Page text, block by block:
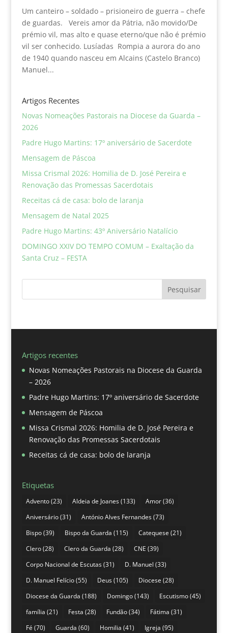
Um canteiro – soldado – prisioneiro de guerra – chefe
de guardas. Vereis amor da Pátria, não movido/De
prémio vil, mas alto e quase eterno/que não é prémio
vil ser conhecido. Lusíadas Rompia a aurora do ano
de 1940 quando nasceu em Alcains (Castelo Branco)
Manuel...
Artigos Recentes
Novas Nomeações Pastorais na Diocese da Guarda –
2026
Padre Hugo Martins: 17º aniversário de Sacerdote
Mensagem de Páscoa
Missa Crismal 2026: Homilia de D. José Pereira e
Renovação das Promessas Sacerdotais
Receitas cá de casa: bolo de laranja
Mensagem de Natal 2025
Padre Hugo Martins: 43º Aniversário Natalício
DOMINGO XXIV DO TEMPO COMUM – Exaltação da
Santa Cruz – FESTA
Pesquisar
Artigos recentes
Novas Nomeações Pastorais na Diocese da Guarda
– 2026
Padre Hugo Martins: 17º aniversário de Sacerdote
Mensagem de Páscoa
Missa Crismal 2026: Homilia de D. José Pereira e
Renovação das Promessas Sacerdotais
Receitas cá de casa: bolo de laranja
Etiquetas
Advento(23) Aldeia de Joanes(133) Amor(36)
Aniversário(31) António Alves Fernandes(73)
Bispo(39) Bispo da Guarda (115) Catequese (21)
Clero(28) Clero da Guarda (28) CNE (39)
Corpo Nacional de Escutas(31) D. Manuel (33)
D. Manuel Felício(55) Deus(105) Diocese (28)
Diocese da Guarda (188) Domingo(143) Escutismo(45)
família (21) Festa (28) Fundão(34) Fátima (31)
Fé (70) Guarda (60) Homilia (41) Igreja (95)